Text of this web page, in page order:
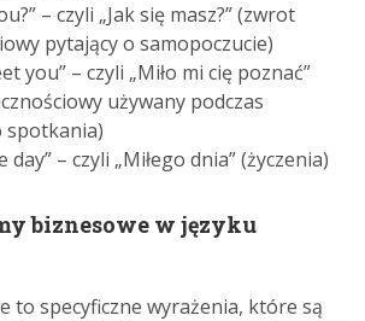
– czyli „Jak się masz?” (zwrot
pytający o samopoczucie)
you” – czyli „Miło mi cię poznać”
używany podczas
spotkania)
day” – czyli „Miłego dnia” (życzenia)
biznesowe w języku
to specyficzne wyrażenia, które są